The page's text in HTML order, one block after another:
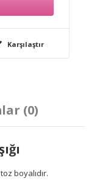
Karşılaştır
(0)
boyalıdır.